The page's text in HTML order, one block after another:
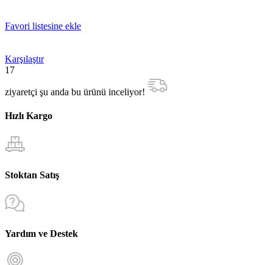
Favori listesine ekle
Karşılaştır
17
ziyaretçi şu anda bu ürünü inceliyor!
Hızlı Kargo
Stoktan Satış
Yardım ve Destek